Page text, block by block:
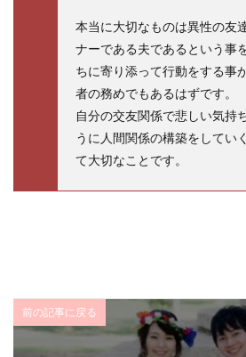
本当に大切なものは異性の友
ナーである夫であるという事
ちに寄り添って行動をする事
者の務めでもあるはずです。
自分の交友関係で悲しい気持
うに人間関係の構築をしてい
て大切なことです。
前の記事に戻る